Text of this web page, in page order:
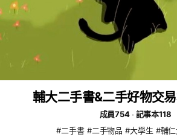
輔大二手書&二手好物交
成員754
記事本118
#二手書 #二手物品 #大學生 #輔